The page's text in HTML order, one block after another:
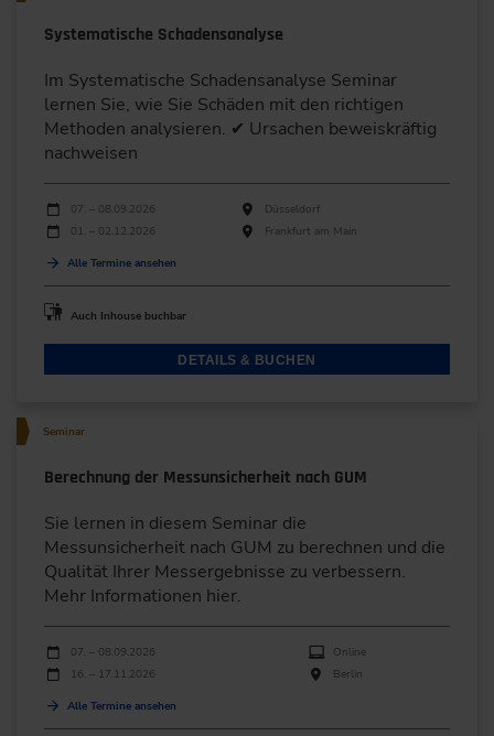
Systematische Schadensanalyse
Im Systematische Schadensanalyse Seminar
lernen Sie, wie Sie Schäden mit den richtigen
Methoden analysieren. ✔ Ursachen beweiskräftig
nachweisen
Durchführungen
Veranstaltungsdatum Veranstaltungsort
07. – 08.09.2026
Düsseldorf
01. – 02.12.2026
Frankfurt am Main
Alle Termine ansehen
Auch Inhouse buchbar
DETAILS & BUCHEN
Seminar
Berechnung der Messunsicherheit nach GUM
Sie lernen in diesem Seminar die
Messunsicherheit nach GUM zu berechnen und die
Qualität Ihrer Messergebnisse zu verbessern.
Mehr Informationen hier.
Durchführungen
Veranstaltungsdatum
07. – 08.09.2026
Online
16. – 17.11.2026
Berlin
Alle Termine ansehen